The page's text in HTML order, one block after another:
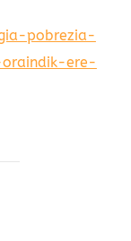
pobrezia-
ere-